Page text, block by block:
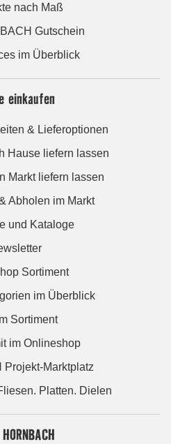
nach Maß
Gutschein
im Überblick
einkaufen
& Lieferoptionen
Hause liefern lassen
Markt liefern lassen
Abholen im Markt
und Kataloge
Sortiment
im Überblick
Sortiment
im Onlineshop
Projekt-Marktplatz
Platten. Dielen